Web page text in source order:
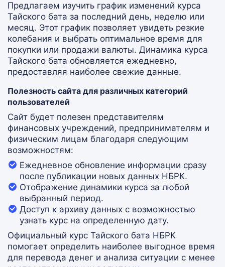
Предлагаем изучить график изменений курса
Тайского бата за последний день, неделю или
месяц. Этот график позволяет увидеть резкие
колебания и выбрать оптимальное время для
покупки или продажи валюты. Динамика курса
Тайского бата обновляется ежедневно,
предоставляя наиболее свежие данные.
Полезность сайта для различных категорий
пользователей
Сайт будет полезен представителям
финансовых учреждений, предпринимателям и
физическим лицам благодаря следующим
возможностям:
Ежедневное обновление информации сразу
после публикации новых данных НБРК.
Отображение динамики курса за любой
выбранный период.
Доступ к архиву данных с возможностью
узнать курс на определенную дату.
Официальный курс Тайского бата НБРК
помогает определить наиболее выгодное время
для перевода денег и анализа ситуации с менее